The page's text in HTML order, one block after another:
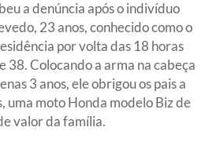
a denúncia após o indivíduo
23 anos, conhecido como o
por volta das 18 horas
38. Colocando a arma na cabeça
3 anos, ele obrigou os pais a
uma moto Honda modelo Biz de
valor da família.